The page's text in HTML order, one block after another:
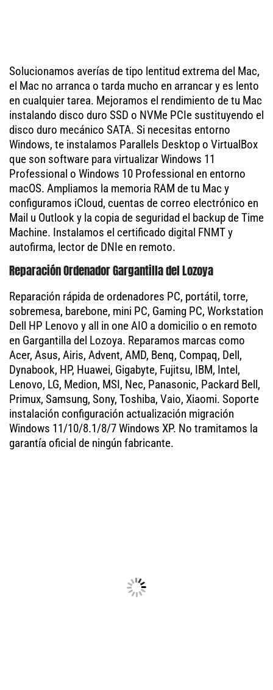
Solucionamos averías de tipo lentitud extrema del Mac,
el Mac no arranca o tarda mucho en arrancar y es lento
en cualquier tarea. Mejoramos el rendimiento de tu Mac
instalando disco duro SSD o NVMe PCIe sustituyendo el
disco duro mecánico SATA. Si necesitas entorno
Windows, te instalamos Parallels Desktop o VirtualBox
que son software para virtualizar Windows 11
Professional o Windows 10 Professional en entorno
macOS. Ampliamos la memoria RAM de tu Mac y
configuramos iCloud, cuentas de correo electrónico en
Mail u Outlook y la copia de seguridad el backup de Time
Machine. Instalamos el certificado digital FNMT y
autofirma, lector de DNIe en remoto.
Reparación Ordenador Gargantilla del Lozoya
Reparación rápida de ordenadores PC, portátil, torre,
sobremesa, barebone, mini PC, Gaming PC, Workstation
Dell HP Lenovo y all in one AIO a domicilio o en remoto
en Gargantilla del Lozoya. Reparamos marcas como
Acer, Asus, Airis, Advent, AMD, Benq, Compaq, Dell,
Dynabook, HP, Huawei, Gigabyte, Fujitsu, IBM, Intel,
Lenovo, LG, Medion, MSI, Nec, Panasonic, Packard Bell,
Primux, Samsung, Sony, Toshiba, Vaio, Xiaomi. Soporte
instalación configuración actualización migración
Windows 11/10/8.1/8/7 Windows XP. No tramitamos la
garantía oficial de ningún fabricante.